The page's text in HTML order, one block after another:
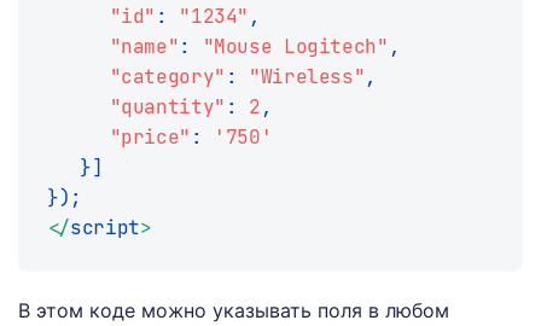
"id" : "1234" ,
"name" : "Mouse Logitech" ,
"category" : "Wireless" ,
"quantity" : 2 ,
"price" :
'750'
}]
}) ;
</script>
В этом коде можно указывать поля в любом